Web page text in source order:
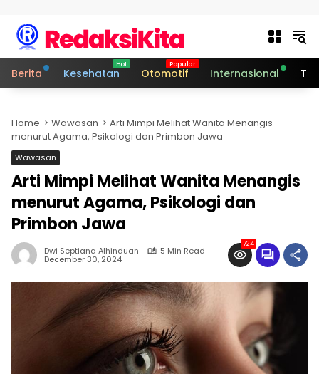
Berita Kesehatan Otomotif Internasional
Home Wawasan
Arti Mimpi Melihat Wanita Menangis
menurut Agama, Psikologi dan Primbon Jawa
Wawasan
Arti Mimpi Melihat Wanita Menangis
menurut Agama, Psikologi dan
Primbon Jawa
Dwi Septiana Alhinduan 5 Min Read
December 30, 2024
724